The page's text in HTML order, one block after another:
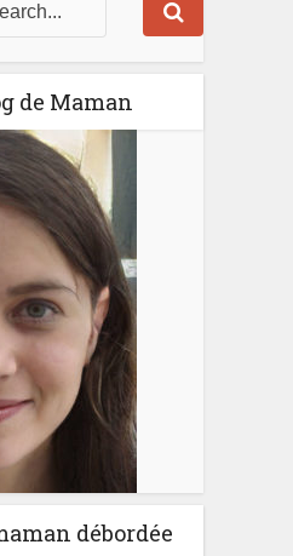
de Maman
débordée